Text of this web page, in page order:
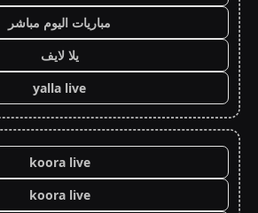
مباريات اليوم مباشر
يلا لايف
yalla live
koora live
koora live